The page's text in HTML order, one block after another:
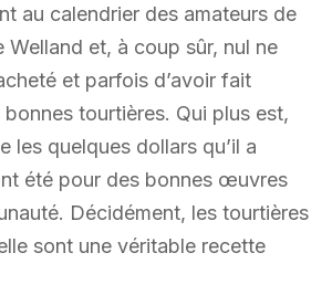
au calendrier des amateurs de
Welland et, à coup sûr, nul ne
et parfois d’avoir fait
tourtières. Qui plus est,
les quelques dollars qu’il a
été pour des bonnes œuvres
Décidément, les tourtières
sont une véritable recette